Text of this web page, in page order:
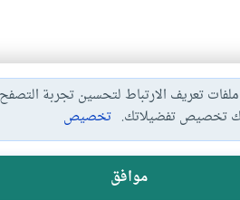
والغريزة الجنسية الخواطر الجنسية
تعريف الارتباط لتحسين تجربة
تخصيص تفضيلاتك. تخصيص
موافق